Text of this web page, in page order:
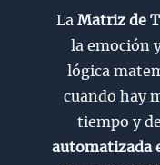
La Matriz de
la emoción
lógica
cuando hay
tiempo y
automatizada